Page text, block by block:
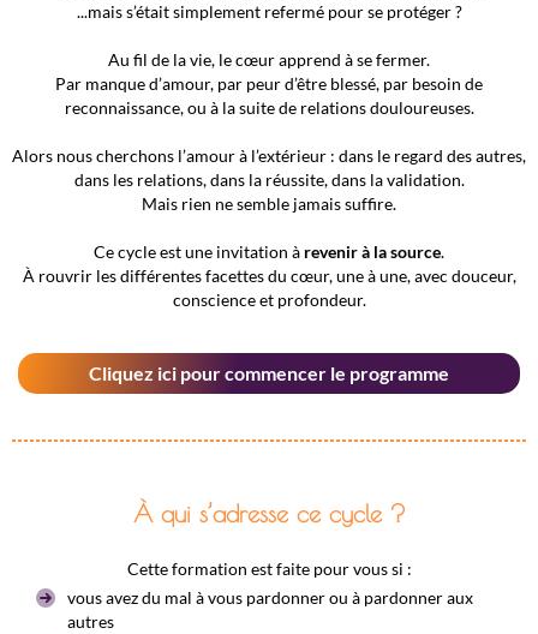
...mais s’était simplement refermé pour se protéger ?
Au fil de la vie, le cœur apprend à se fermer.
Par manque d’amour, par peur d’être blessé, par besoin de
reconnaissance, ou à la suite de relations douloureuses.
Alors nous cherchons l’amour à l’extérieur : dans le regard des autres,
dans les relations, dans la réussite, dans la validation.
Mais rien ne semble jamais suffire.
Ce cycle est une invitation à revenir à la source.
À rouvrir les différentes facettes du cœur, une à une, avec douceur,
conscience et profondeur.
Cliquez ici pour commencer le programme
À qui s’adresse ce cycle ?
Cette formation est faite pour vous si :
vous avez du mal à vous pardonner ou à pardonner aux
autres